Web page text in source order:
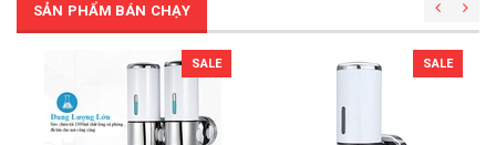
SẢN PHẨM BÁN CHẠY
SALE SALE